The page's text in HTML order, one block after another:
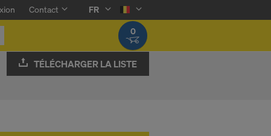
Contact
FR
0
TÉLÉCHARGER LA LISTE